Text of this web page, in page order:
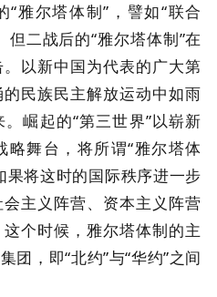
雅尔塔体制”，譬如“联合
但二战后的“雅尔塔体制”在
以新中国为代表的广大第
民族民主解放运动中如雨
崛起的“第三世界”以崭新
略舞台，将所谓“雅尔塔体
果将这时的国际秩序进一步
主义阵营、资本主义阵营
个时候，雅尔塔体制的主
团，即“北约”与“华约”之间